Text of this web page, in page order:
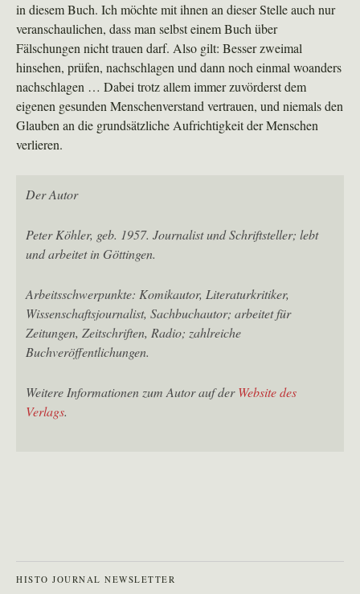
in diesem Buch. Ich möchte mit ihnen an dieser Stelle auch nur
veranschaulichen, dass man selbst einem Buch über
Fälschungen nicht trauen darf. Also gilt: Besser zweimal
hinsehen, prüfen, nachschlagen und dann noch einmal woanders
nachschlagen … Dabei trotz allem immer zuvörderst dem
eigenen gesunden Menschenverstand vertrauen, und niemals den
Glauben an die grundsätzliche Aufrichtigkeit der Menschen
verlieren.
Der Autor
Peter Köhler, geb. 1957. Journalist und Schriftsteller; lebt
und arbeitet in Göttingen.
Arbeitsschwerpunkte: Komikautor, Literaturkritiker,
Wissenschaftsjournalist, Sachbuchautor; arbeitet für
Zeitungen, Zeitschriften, Radio; zahlreiche
Buchveröffentlichungen.
Weitere Informationen zum Autor auf derWebsite des
Verlags.
HISTO JOURNAL NEWSLETTER